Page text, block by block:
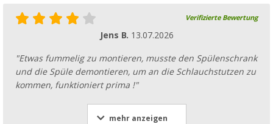
Verifizierte Bewertung
Jens B. 13.07.2026
"Etwas fummelig zu montieren, musste den Spülenschrank
und die Spüle demontieren, um an die Schlauchstutzen zu
kommen, funktioniert prima !"
mehr anzeigen